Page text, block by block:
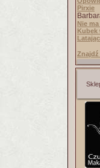
Pirxie
Nie
Kubek
Znajdź